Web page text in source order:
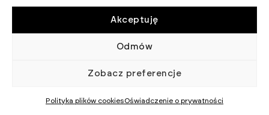
Akceptuję
Odmów
Zobacz preferencje
Polityka plików cookiesOświadczenie o prywatności
84-242 LUZINO
© 2002 - 2026 WIKĘD SP. Z O. POLITYKA
PRYWATNOŚCI